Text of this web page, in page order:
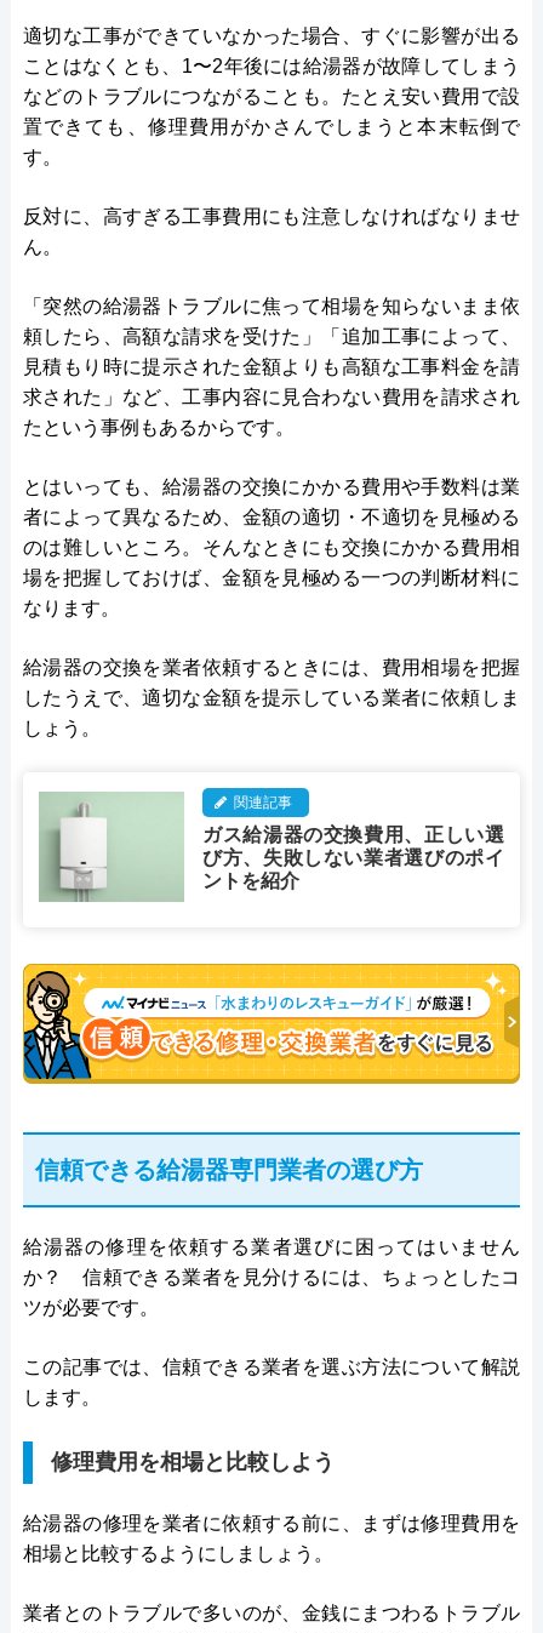
適切な工事ができていなかった場合、すぐに影響が出る
ことはなくとも、1〜2年後には給湯器が故障してしまう
などのトラブルにつながることも。たとえ安い費用で設
置できても、修理費用がかさんでしまうと本末転倒で
す。
反対に、高すぎる工事費用にも注意しなければなりませ
ん。
「突然の給湯器トラブルに焦って相場を知らないまま依
頼したら、高額な請求を受けた」「追加工事によって、
見積もり時に提示された金額よりも高額な工事料金を請
求された」など、工事内容に見合わない費用を請求され
たという事例もあるからです。
とはいっても、給湯器の交換にかかる費用や手数料は業
者によって異なるため、金額の適切・不適切を見極める
のは難しいところ。そんなときにも交換にかかる費用相
場を把握しておけば、金額を見極める一つの判断材料に
なります。
給湯器の交換を業者依頼するときには、費用相場を把握
したうえで、適切な金額を提示している業者に依頼しま
しょう。
関連記事
ガス給湯器の交換費用、正しい選
び方、失敗しない業者選びのポイ
ントを紹介
信頼できる給湯器専門業者の選び方
給湯器の修理を依頼する業者選びに困ってはいません
か？ 信頼できる業者を見分けるには、ちょっとしたコ
ツが必要です。
この記事では、信頼できる業者を選ぶ方法について解説
します。
修理費用を相場と比較しよう
給湯器の修理を業者に依頼する前に、まずは修理費用を
相場と比較するようにしましょう。
業者とのトラブルで多いのが、金銭にまつわるトラブル